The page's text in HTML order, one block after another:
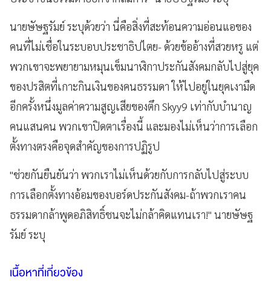
นายษัษฐรัมย์ ระบุด้วยว่า นี่คือสิ่งที่สะท้อนความอ่อนแอของ
คนที่ไม่เชื่อในระบอบประชาธิปไตย- ด้วยข้ออ้างที่สวยหรู แต่
พวกเขาจะพยายามหมุนเข็มนาฬิกาประกันสังคมกลับไปสู่ยุค
ของปรสิตที่เกาะกินเงินของคนธรรมดา ให้ไปอยู่ในยุคเงามืด
อีกครั้งหนึ่งมูลค่าความสูญเสียของตึก Skyy9 เท่ากับบำนาญ
คนแสนคน พวกเขาปิดตาเรื่องนี้ และมองไม่เห็นว่าการเลือก
ตั้งทางตรงคือจุดสำคัญของการปฏิรูป
"ช่วยกันยืนยันว่า พวกเราไม่เห็นด้วยกับการกลับไปสู่ระบบ
การเลือกตั้งทางอ้อมของบอร์ดประกันสังคม-ถ้าพวกเราคน
ธรรมดากล้าพูดอภิสิทธิ์ชนจะไม่กล้าคิดแทนเรา!" นายษัษฐ
รัมย์ ระบุ
เนื้อหาที่เกี่ยวข้อง